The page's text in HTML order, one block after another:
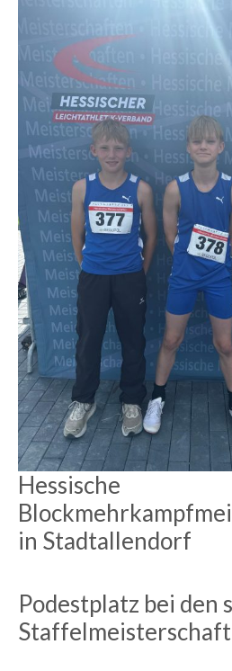
Hessische
in Stadtallendorf
Podestplatz bei den